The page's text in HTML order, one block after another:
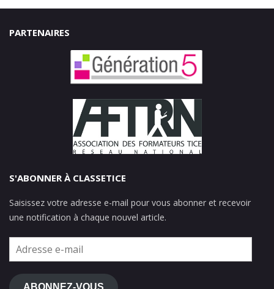
PARTENAIRES
S'ABONNER À CLASSETICE
Saisissez votre adresse e-mail pour vous abonner et recevoir
une notification à chaque nouvel article.
Adresse
mail